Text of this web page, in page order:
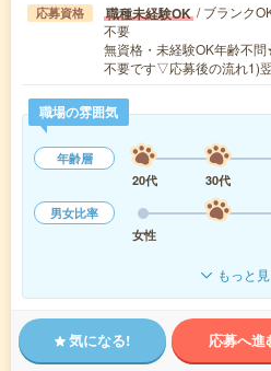
応募資格 職種未経験OK / ブランク
不要
無資格・未経験OK年齢不
不要です▽応募後の流れ1)
職場の雰囲気
年齢層
20代
30代
男女比率
女性
もっと
気になる! 応募へ進